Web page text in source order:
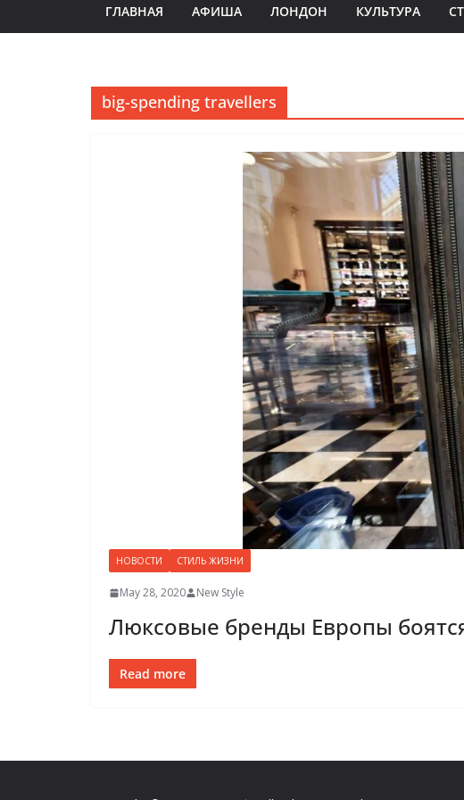
ГЛАВНАЯ АФИША ЛОНДОН КУЛЬТУРА
big-spending travellers
НОВОСТИ СТИЛЬ ЖИЗНИ
May 28, 2020 New Style
Люксовые бренды Европы
Read more